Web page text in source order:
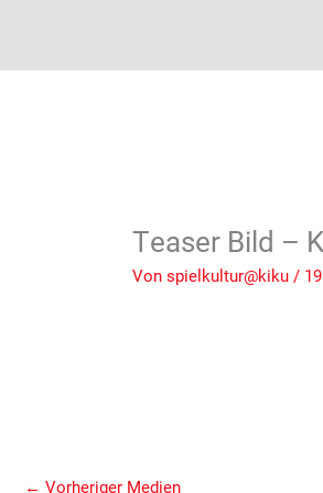
Teaser Bild –
Vonspielkultur@kiku/
← Vorheriger Medien